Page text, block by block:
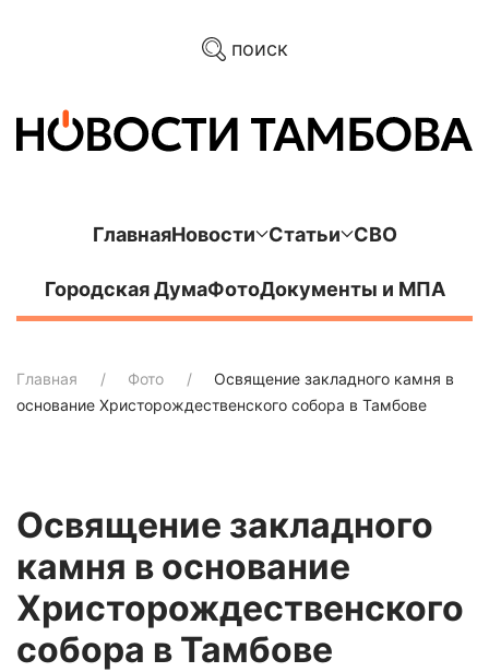
поиск
ГлавнаяНовости Статьи СВО
Городская ДумаФотоДокументы и МПА
Главная Фото
Освящение закладного камня в
основание Христорождественского собора в Тамбове
Освящение закладного
камня в основание
Христорождественского
собора в Тамбове